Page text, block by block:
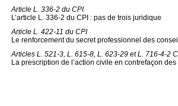
Article L. 336-2 du CPI
L’article L. 336-2 du CPI : pas de trois juridique
Article L. 422-11 du CPI
Le renforcement du secret professionnel des
Articles L. 521-3, L. 615-8, L. 623-29 et L. 716-4-2
La prescription de l’action civile en contrefaçon